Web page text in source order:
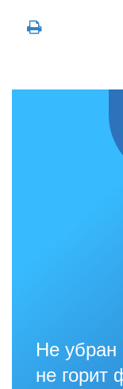
Не убран
не горит